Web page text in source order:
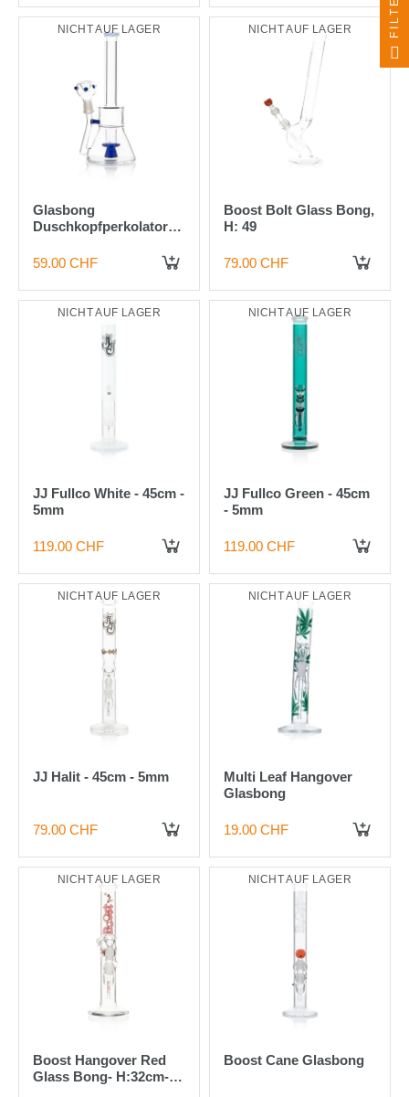
NICHT AUF LAGER
Glasbong
Duschkopfperkolator
D:100/25mm NS 14F
59.00 CHF
NICHT AUF LAGER
Boost Bolt Glass Bong,
H: 49
79.00 CHF
NICHT AUF LAGER
JJ Fullco White - 45cm -
5mm
119.00 CHF
NICHT AUF LAGER
JJ Fullco Green - 45cm
- 5mm
119.00 CHF
NICHT AUF LAGER
JJ Halit - 45cm - 5mm
79.00 CHF
NICHT AUF LAGER
Multi Leaf Hangover
Glasbong
19.00 CHF
NICHT AUF LAGER
Boost Hangover Red
Glass Bong- H:32cm-
NICHT AUF LAGER
Boost Cane Glasbong
FILTER